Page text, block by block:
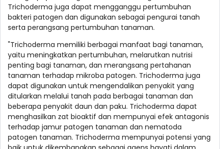
Trichoderma juga dapat mengganggu pertumbuhan
bakteri patogen dan digunakan sebagai pengurai tanah
serta perangsang pertumbuhan tanaman.
"Trichoderma memiliki berbagai manfaat bagi tanaman,
yaitu meningkatkan pertumbuhan, melarutkan nutrisi
penting bagi tanaman, dan merangsang pertahanan
tanaman terhadap mikroba patogen. Trichoderma juga
dapat digunakan untuk mengendalikan penyakit yang
ditularkan melalui tanah pada berbagai tanaman dan
beberapa penyakit daun dan paku. Trichoderma dapat
menghasilkan zat bioaktif dan mempunyai efek antagonis
terhadap jamur patogen tanaman dan nematoda
patogen tanaman. Trichoderma mempunyai potensi yang